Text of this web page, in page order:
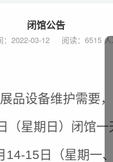
闭馆公告
：2022-03-12 阅读：6515
品设备维护需要
（星期日）闭馆一
14-15日（星期一